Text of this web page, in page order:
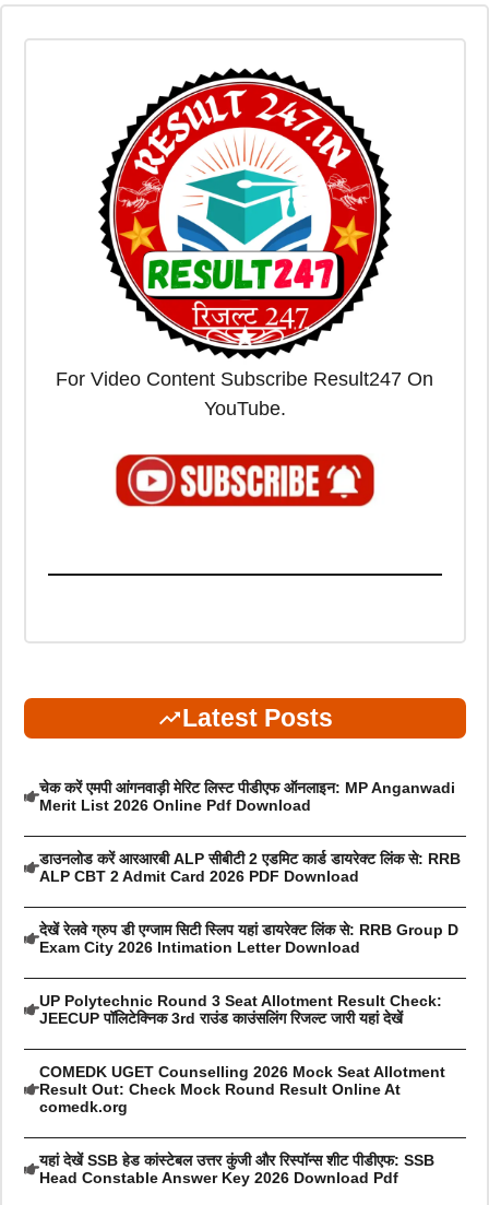
For Video Content Subscribe Result247 On
YouTube.
Latest Posts
चेक करें एमपी आंगनवाड़ी मेरिट लिस्ट पीडीएफ ऑनलाइन: MP Anganwadi
Merit List 2026 Online Pdf Download
डाउनलोड करें आरआरबी ALP सीबीटी 2 एडमिट कार्ड डायरेक्ट लिंक से: RRB
ALP CBT 2 Admit Card 2026 PDF Download
देखें रेलवे ग्रुप डी एग्जाम सिटी स्लिप यहां डायरेक्ट लिंक से: RRB Group D
Exam City 2026 Intimation Letter Download
UP Polytechnic Round 3 Seat Allotment Result Check:
JEECUP पॉलिटेक्निक 3rd राउंड काउंसलिंग रिजल्ट जारी यहां देखें
COMEDK UGET Counselling 2026 Mock Seat Allotment
Result Out: Check Mock Round Result Online At
comedk.org
यहां देखें SSB हेड कांस्टेबल उत्तर कुंजी और रिस्पॉन्स शीट पीडीएफ: SSB
Head Constable Answer Key 2026 Download Pdf